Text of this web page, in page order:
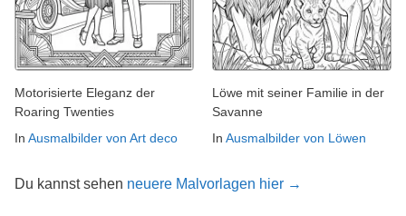
Motorisierte Eleganz der
Roaring Twenties
In Ausmalbilder von Art deco
Löwe mit seiner Familie in der
Savanne
In Ausmalbilder von Löwen
Du kannst sehen neuere Malvorlagen hier →